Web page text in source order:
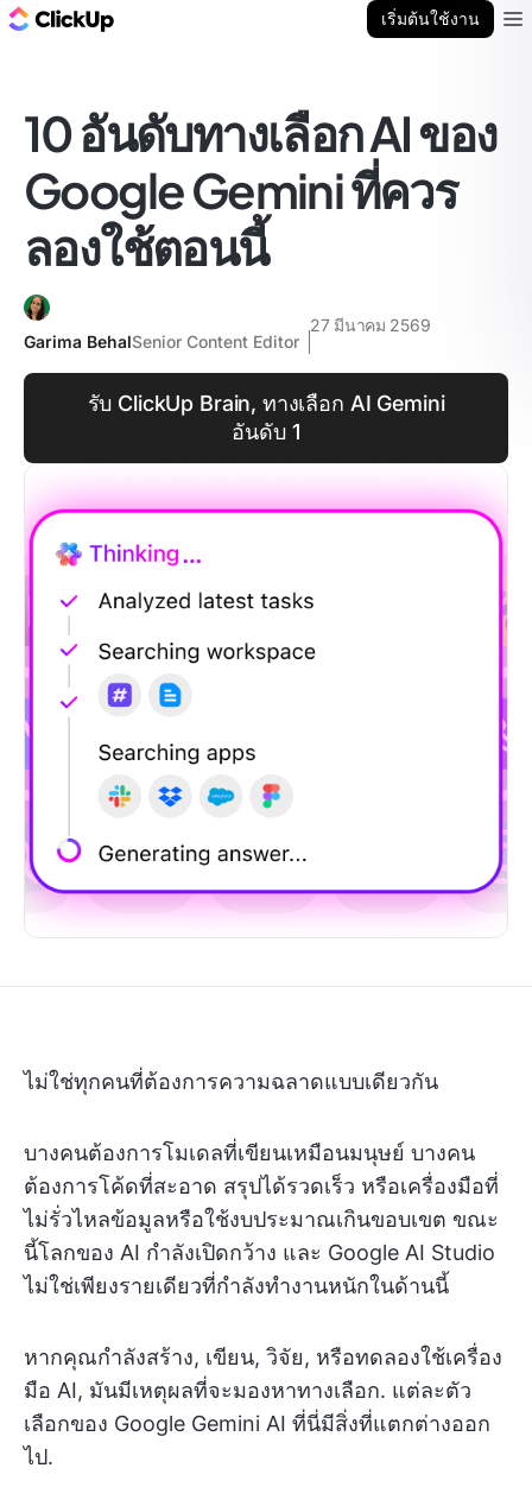
เริ่มต้นใช้งาน
10 อันดับทางเลือก AI ของ
Google Gemini ที่ควร
ลองใช้ตอนนี้
Garima BehalSenior Content Editor
27 มีนาคม 2569
รับ ClickUp Brain, ทางเลือก AI Gemini
อันดับ 1
ไม่ใช่ทุกคนที่ต้องการความฉลาดแบบเดียวกัน
บางคนต้องการโมเดลที่เขียนเหมือนมนุษย์ บางคน
ต้องการโค้ดที่สะอาด สรุปได้รวดเร็ว หรือเครื่องมือที่
ไม่รั่วไหลข้อมูลหรือใช้งบประมาณเกินขอบเขต ขณะ
นี้โลกของ AI กำลังเปิดกว้าง และ Google AI Studio
ไม่ใช่เพียงรายเดียวที่กำลังทำงานหนักในด้านนี้
หากคุณกำลังสร้าง, เขียน, วิจัย, หรือทดลองใช้เครื่อง
มือ AI, มันมีเหตุผลที่จะมองหาทางเลือก. แต่ละตัว
เลือกของ Google Gemini AI ที่นี่มีสิ่งที่แตกต่างออก
ไป.